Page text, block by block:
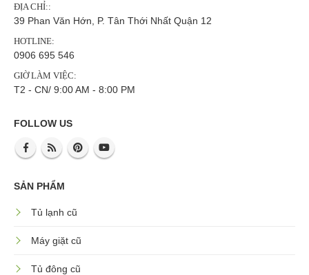
ĐỊA CHỈ::
39 Phan Văn Hớn, P. Tân Thới Nhất Quận 12
HOTLINE:
0906 695 546
GIỜ LÀM VIỆC:
T2 - CN/ 9:00 AM - 8:00 PM
FOLLOW US
SẢN PHẨM
Tủ lạnh cũ
Máy giặt cũ
Tủ đông cũ